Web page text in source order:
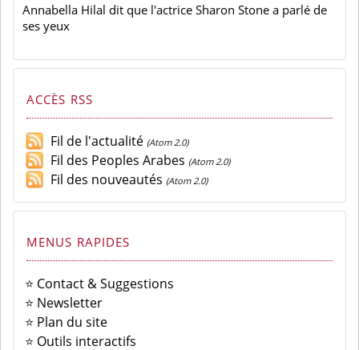
Annabella Hilal dit que l'actrice Sharon Stone a parlé de
ses yeux
ACCÈS RSS
Fil de l'actualité (Atom 2.0)
Fil des Peoples Arabes (Atom 2.0)
Fil des nouveautés (Atom 2.0)
MENUS RAPIDES
⭐ Contact & Suggestions
⭐ Newsletter
⭐ Plan du site
⭐ Outils interactifs